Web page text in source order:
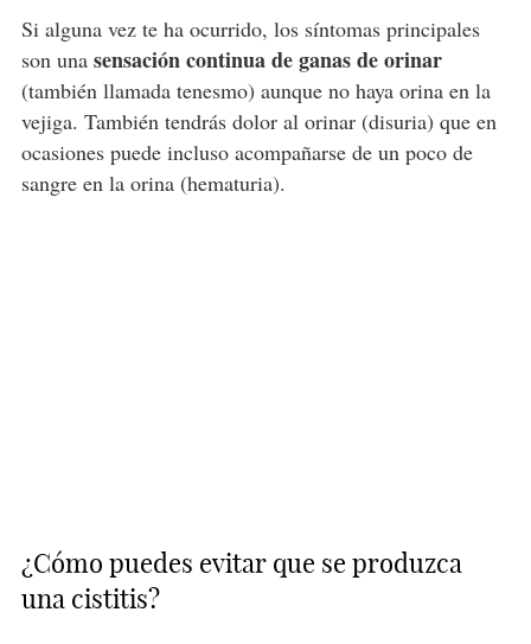
Si alguna vez te ha ocurrido, los síntomas principales
son una sensación continua de ganas de orinar
(también llamada tenesmo) aunque no haya orina en la
vejiga. También tendrás dolor al orinar (disuria) que en
ocasiones puede incluso acompañarse de un poco de
sangre en la orina (hematuria).
¿Cómo puedes evitar que se produzca
una cistitis?